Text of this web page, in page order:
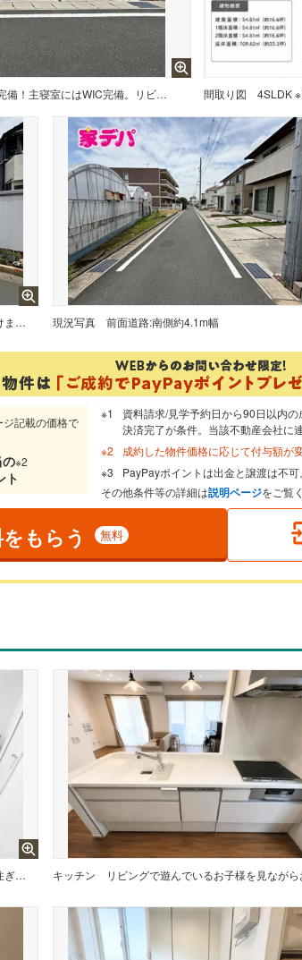
収納充実「3SLDK」使い方自由な納戸完備！主寝室にはWIC完備。リビング収納。室内設備充実。駐車3台可能。 間取り図 4SLDK
現地や周辺環境も一緒にご確認いただけます。現地ご案内いたします。お気軽にお問合せください。 現況写真 前面道路:南側約4.1m幅
記載の価格で
の※2
ト
資料請求/見学予約日から90日以内
決済完了が条件。当該不動産会社に
成約した物件価格に応じて付与額が
PayPayポイントは出金と譲渡は不
その他条件等の詳細は説明ページをご覧
もらう 無料
大きな窓から柔らかな光が降り注ぎ、明るさが室内の奥まで行き渡ります。 キッチン